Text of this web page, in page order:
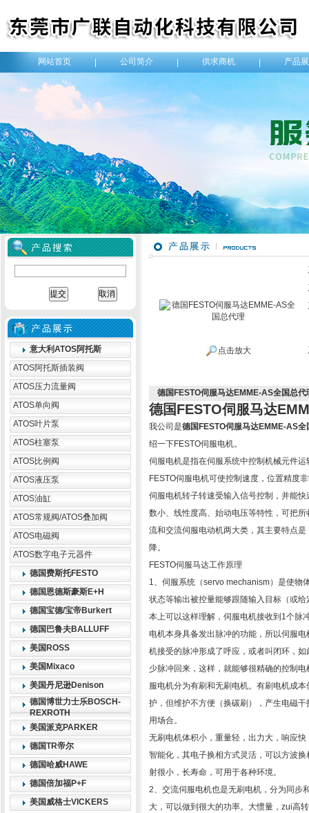
网站首页 公司简介 供求商机 产品
意大利ATOS阿托斯
ATOS阿托斯插装阀
ATOS压力流量阀
ATOS单向阀
ATOS叶片泵
ATOS柱塞泵
ATOS比例阀
ATOS液压泵
ATOS油缸
ATOS常规阀/ATOS叠加阀
ATOS电磁阀
ATOS数字电子元器件
德国费斯托FESTO
德国恩德斯豪斯E+H
德国宝德/宝帝Burkert
德国巴鲁夫BALLUFF
美国ROSS
美国Mixaco
美国丹尼逊Denison
德国博世力士乐BOSCH-
REXROTH
美国派克PARKER
德国TR帝尔
德国哈威HAWE
德国倍加福P+F
美国威格士VICKERS
点击放大
德国FESTO伺服马达EMME-AS全国总代
德国FESTO伺服马达
我公司是德国FESTO伺服马达EMME-AS全
绍一下FESTO伺服电机。
伺服电机是指在伺服系统中控制机械元件
FESTO伺服电机可使控制速度，位置精度
伺服电机转子转速受输入信号控制，并能
数小、线性度高、始动电压等特性，可把
流和交流伺服电动机两大类，其主要特点
降。
FESTO伺服马达工作原理
1、伺服系统（servo mechanism）是使物
状态等输出被控量能够跟随输入目标（或
本上可以这样理解，伺服电机接收到1个脉
电机本身具备发出脉冲的功能，所以伺服
机接受的脉冲形成了呼应，或者叫闭环，
少脉冲回来，这样，就能够很精确的控制
服电机分为有刷和无刷电机。有刷电机成
护，但维护不方便（换碳刷），产生电磁
用场合。
无刷电机体积小，重量轻，出力大，响应
智能化，其电子换相方式灵活，可以方波
射很小，长寿命，可用于各种环境。
2、交流伺服电机也是无刷电机，分为同步
大，可以做到很大的功率。大惯量，zui高